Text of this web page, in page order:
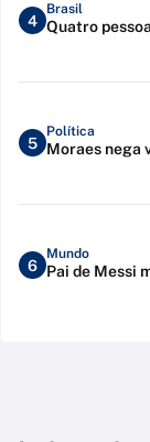
4
Brasil
Quatro
5
Política
Moraes nega
6
Mundo
Pai de Messi